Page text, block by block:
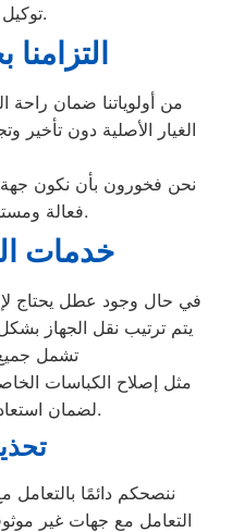
توكيل وستنجهاوس.
من أولوياتنا ضمان
الغيار الأصلية دون تأخير
فعالة ومستمرة لعملائنا الكرام.
خدمات
في حال وجود عطل يحتاج
يتم ترتيب نقل الجهاز
تشمل جميع
مثل إصلاح الكباسات
لضمان استعادة جهازك لأفضل أداء.
ننصحكم دائمًا بالتعامل
التعامل مع جهات غير